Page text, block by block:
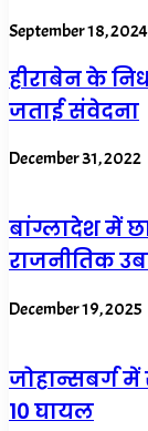
September 18, 2024
हीराबेन के
जताई संवेदना
December 31, 2022
बांग्लादेश में
राजनीतिक
December 19, 2025
जोहान्सबर्ग
10 घायल